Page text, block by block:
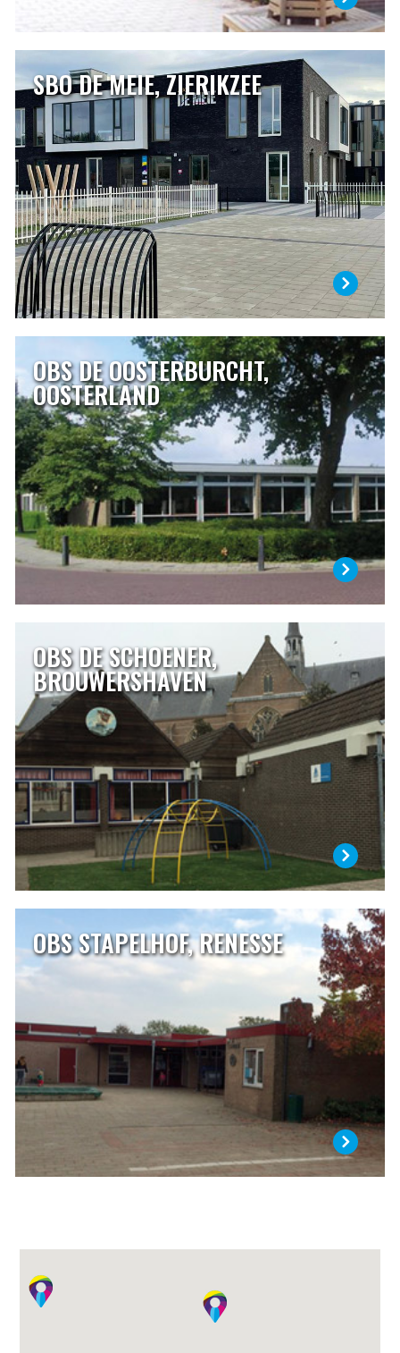
SBO DE MEIE, ZIERIKZEESBO DE MEIE, ZIERIKZEE
De Meie is een speciale school voor basisonderwijs. Op
onze school vangen wij kinderen op die niet verder kunnen
op de gewone basisschool. Leerlingen volgen hier een
individueel programma en doen alle dingen die ze in een
“gewone” basisschool ook doen. In heel veel opzichten
zijn wij niet anders dan de basisschool in de buurt.
LEES MEER
OBS DE OOSTERBURCHT,
OOSTERLAND
OBS DE OOSTERBURCHT, OOSTERLAND
Op De Oosterburcht is iedereen welkom. Wij hebben oog
voor ieder kind en vinden openheid, zorg en respect voor
elkaar belangrijk. Dat is niet alleen iets wat we de kinderen
leren, maar ook hoe ons schoolteam te werk gaat.
Ons ruime schoolgebouw is gebouwd in 1972 en ligt
centraal in Oosterland.
LEES MEER
OBS DE SCHOENER,
BROUWERSHAVEN
OBS DE SCHOENER, BROUWERSHAVEN
De Schoener is een openbare school waar alle leerlingen
welkom zijn. Een uitgelezen kans om van en over elkaar te
leren.
LEES MEER
OBS STAPELHOF, RENESSE
OBS STAPELHOF, RENESSE
Onze school is gelegen in het centrum van Renesse aan de
Mauritsweg 10. Sinds enkele jaren werken wij steeds met
een leerlingaantal van rond de 80 leerlingen. We gaan er
vanuit dat met dit aantal er steeds met vier
combinatiegroepen gewerkt kan worden.
LEES MEER